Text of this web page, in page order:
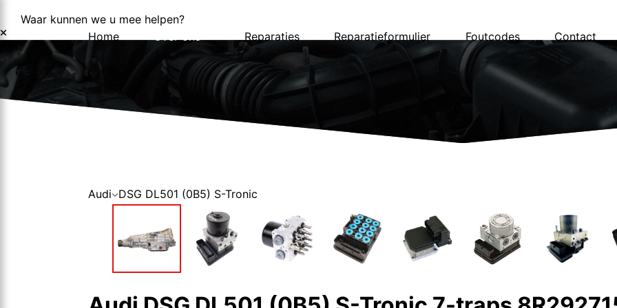
Waar kunnen we u mee helpen?
Home
Reparaties Reparatieformulier Foutcodes Contact
Audi DSG DL501 (0B5) S-Tronic